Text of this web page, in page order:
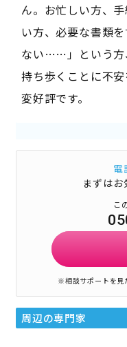
ん。お忙しい方、
い方、必要な書類
ない……」という方
持ち歩くことに不
変好評です。
電
まずはお
こ
※相談サポートを見
周辺の専門家